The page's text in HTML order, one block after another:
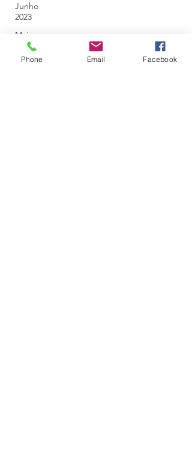
Junho
2023
Maio
2023
Abril
Phone Email Facebook